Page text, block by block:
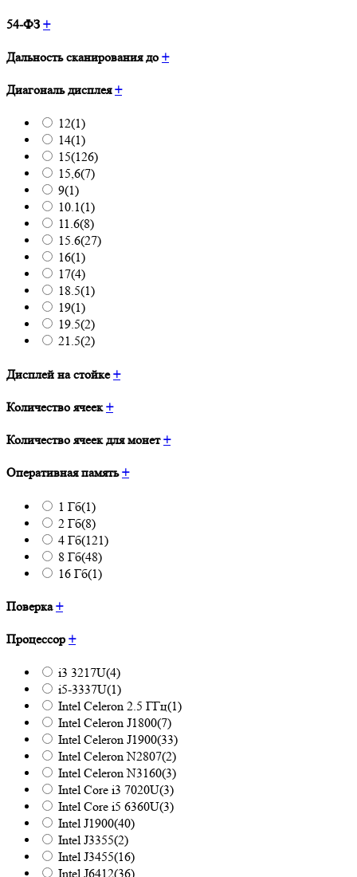
54-ФЗ +
Дальность сканирования до +
Диагональ дисплея+
12(1)
14(1)
15(126)
15,6(7)
9(1)
10.1(1)
11.6(8)
15.6(27)
16(1)
17(4)
18.5(1)
19(1)
19.5(2)
21.5(2)
Дисплей на стойке+
Количество ячеек+
Количество ячеек для монет+
Оперативная память+
1 Гб(1)
2 Гб(8)
4 Гб(121)
8 Гб(48)
16 Гб(1)
Поверка+
Процессор +
i3 3217U(4)
i5-3337U(1)
Intel Celeron 2.5 ГГц(1)
Intel Celeron J1800(7)
Intel Celeron J1900(33)
Intel Celeron N2807(2)
Intel Celeron N3160(3)
Intel Core i3 7020U(3)
Intel Core i5 6360U(3)
Intel J1900(40)
Intel J3355(2)
Intel J3455(16)
Intel J6412(36)